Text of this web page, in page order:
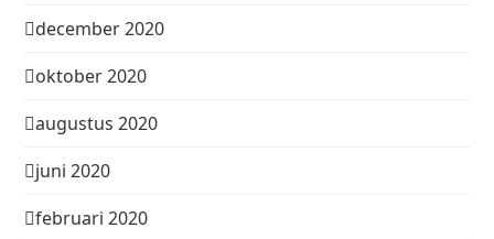
december 2020
oktober 2020
augustus 2020
juni 2020
februari 2020